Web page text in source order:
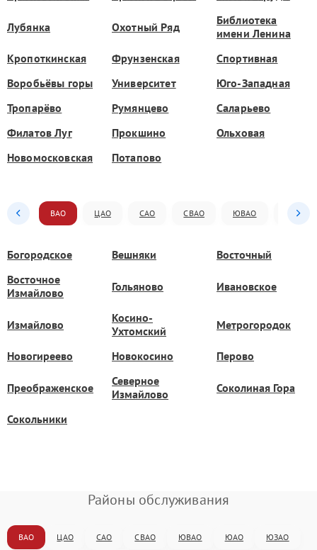
Лубянка Охотный Ряд
Библиотека
имени Ленина
Кропоткинская
Фрунзенская
Спортивная
Воробьёвы горы
Университет
Юго-Западная
Тропарёво
Румянцево
Саларьево
Филатов Луг
Прокшино
Ольховая
Новомосковская
Потапово
ВАО ЦАО САО СВАО ЮВАО ЮАО
Богородское Вешняки
Восточный
Восточное
Измайлово
Гольяново Ивановское
Измайлово
Косино-
Ухтомский
Метрогородок
Новогиреево Новокосино Перово
Преображенское
Северное
Измайлово
Соколиная Гора
Сокольники
Районы обслуживания
ВАО ЦАО САО СВАО ЮВАО ЮАО ЮЗАО